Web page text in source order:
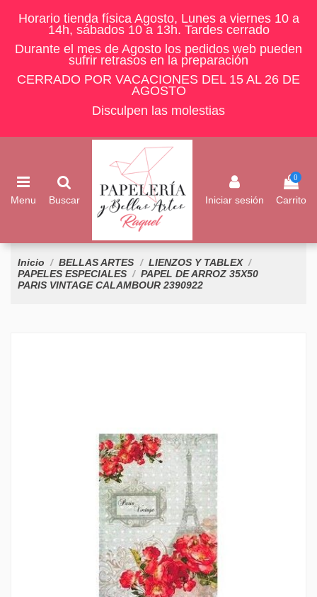
Horario tienda física Agosto, Lunes a viernes 10 a
14h, sábados 10 a 13h. Tardes cerrado
Durante el mes de Agosto los pedidos web pueden
sufrir retrasos en la preparación
CERRADO POR VACACIONES DEL 15 AL 26 DE
AGOSTO
Disculpen las molestias
Menu Buscar Iniciar sesión
0
Carrito
Inicio BELLAS ARTES
LIENZOS Y TABLEX
PAPELES ESPECIALES
PAPEL DE ARROZ 35X50
PARIS VINTAGE CALAMBOUR 2390922